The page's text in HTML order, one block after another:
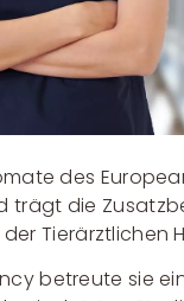
des
die
der
betreute sie